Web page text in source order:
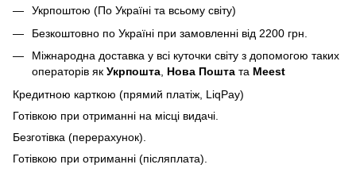
Укрпоштою (По Україні та всьому світу)
Безкоштовно по Україні при замовленні від 2200 грн.
Міжнародна доставка у всі куточки світу з допомогою таких
операторів як Укрпошта Нова Пошта та Meest
Кредитною карткою (прямий платіж, LiqPay)
Готівкою при отриманні на місці видачі.
Безготівка (перерахунок).
Готівкою при отриманні (післяплата).